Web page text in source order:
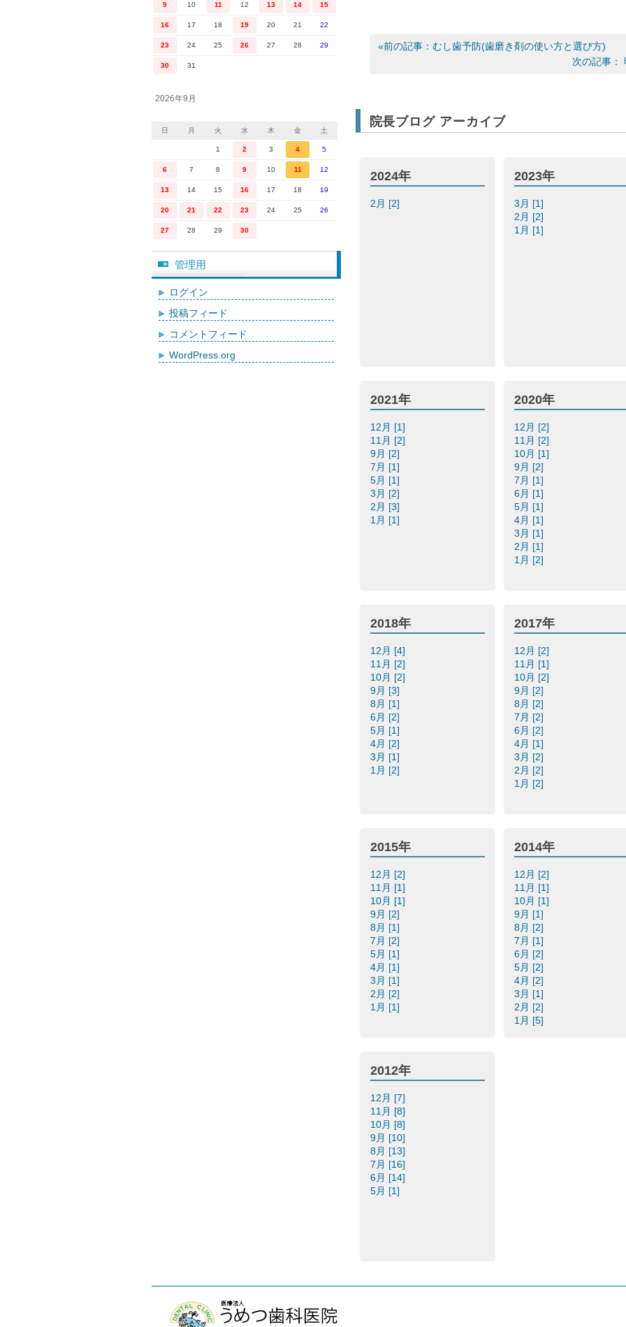
«前の記事：むし歯予防(歯磨き剤の使い方と選び方)
次の記事：
院長ブログ アーカイブ
2024年
2月 [2]
2023年
3月 [1]
2月 [2]
1月 [1]
2021年
12月 [1]
11月 [2]
9月 [2]
7月 [1]
5月 [1]
3月 [2]
2月 [3]
1月 [1]
2020年
12月 [2]
11月 [2]
10月 [1]
9月 [2]
7月 [1]
6月 [1]
5月 [1]
4月 [1]
3月 [1]
2月 [1]
1月 [2]
2018年
12月 [4]
11月 [2]
10月 [2]
9月 [3]
8月 [1]
6月 [2]
5月 [1]
4月 [2]
3月 [1]
1月 [2]
2017年
12月 [2]
11月 [1]
10月 [2]
9月 [2]
8月 [2]
7月 [2]
6月 [2]
4月 [1]
3月 [2]
2月 [2]
1月 [2]
2015年
12月 [2]
11月 [1]
10月 [1]
9月 [2]
8月 [1]
7月 [2]
5月 [1]
4月 [1]
3月 [1]
2月 [2]
1月 [1]
2014年
12月 [2]
11月 [1]
10月 [1]
9月 [1]
8月 [2]
7月 [1]
6月 [2]
5月 [2]
4月 [2]
3月 [1]
2月 [2]
1月 [5]
2012年
12月 [7]
11月 [8]
10月 [8]
9月 [10]
8月 [13]
7月 [16]
6月 [14]
5月 [1]
9 10 11 12 13 14 15
16 17 18 19 20 21 22
23 24 25 26 27 28 29
30 31
2026年9月
日 月 火 水 木 金 土
1 2 3 4 5
6 7 8 9 10 11 12
13 14 15 16 17 18 19
20 21 22 23 24 25 26
27 28 29 30
管理用
ログイン
投稿フィード
コメントフィード
WordPress.org